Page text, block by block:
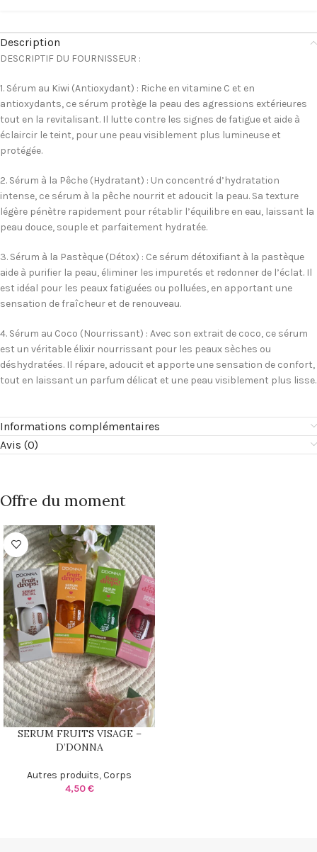
Description
DESCRIPTIF DU FOURNISSEUR :
1. Sérum au Kiwi (Antioxydant) : Riche en vitamine C et en
antioxydants, ce sérum protège la peau des agressions extérieures
tout en la revitalisant. Il lutte contre les signes de fatigue et aide à
éclaircir le teint, pour une peau visiblement plus lumineuse et
protégée.
2. Sérum à la Pêche (Hydratant) : Un concentré d’hydratation
intense, ce sérum à la pêche nourrit et adoucit la peau. Sa texture
légère pénètre rapidement pour rétablir l’équilibre en eau, laissant la
peau douce, souple et parfaitement hydratée.
3. Sérum à la Pastèque (Détox) : Ce sérum détoxifiant à la pastèque
aide à purifier la peau, éliminer les impuretés et redonner de l’éclat. Il
est idéal pour les peaux fatiguées ou polluées, en apportant une
sensation de fraîcheur et de renouveau.
4. Sérum au Coco (Nourrissant) : Avec son extrait de coco, ce sérum
est un véritable élixir nourrissant pour les peaux sèches ou
déshydratées. Il répare, adoucit et apporte une sensation de confort,
tout en laissant un parfum délicat et une peau visiblement plus lisse.
Informations complémentaires
Avis (0)
Offre du moment
SERUM FRUITS VISAGE –
D’DONNA
Autres produits,Corps
4,50€